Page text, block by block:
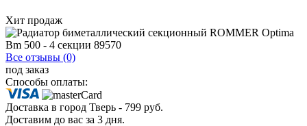
Хит продаж
Все отзывы (0)
под заказ
Способы оплаты:
Доставка в город Тверь - 799 руб.
Доставим до вас за 3 дня.